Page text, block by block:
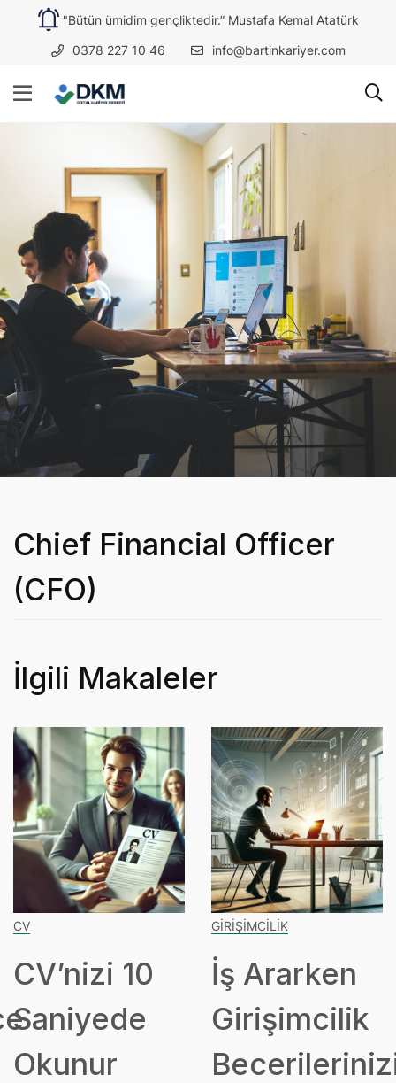
"Bütün ümidim gençliktedir.” Mustafa Kemal Atatürk
0378 227 10 46 info@bartinkariyer.com
Chief Financial Officer
(CFO)
İlgili Makaleler
CV
CV’nizi 10
Saniyede
Okunur
GIRIŞIMCILIK
İş Ararken
Girişimcilik